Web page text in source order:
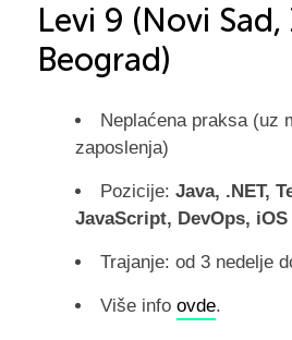
Levi 9 (Novi
Beograd)
Neplaćena praksa (uz
zaposlenja)
Pozicije: Java, .NET,
JavaScript, DevOps, iOS
Trajanje: od 3 nedelje
Više info ovde.